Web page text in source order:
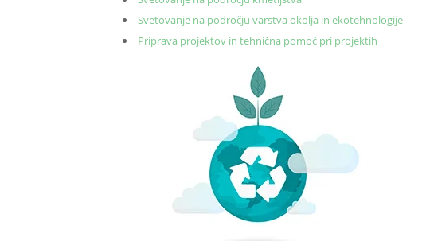
Svetovanje na področju varstva okolja in ekotehnologije
Priprava projektov in tehnična pomoč pri projektih